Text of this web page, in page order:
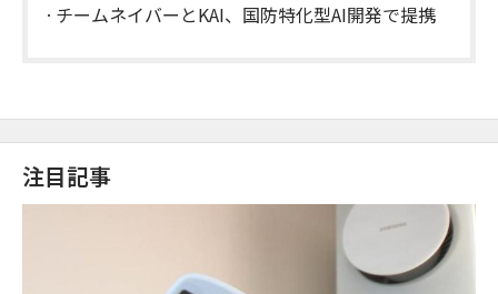
チームネイバーとKAI、国防特化型AI開発で提携
注目記事